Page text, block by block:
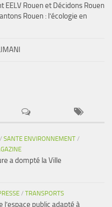
EELV Rouen et Décidons Rouen
Rouen : l’écologie en
/ SANTE ENVIRONNEMENT /
a dompté la Ville
/ TRANSPORTS
l’espace public adapté à